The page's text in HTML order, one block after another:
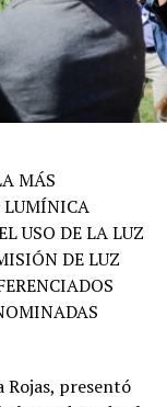
MÁS
LUMÍNICA
USO DE LA LUZ
DE LUZ
Rojas, presentó